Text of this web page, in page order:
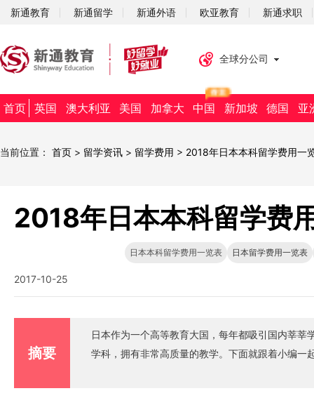
新通教育 新通留学 新通外语 欧亚教育 新通求职
全球分公司
首页 英国 澳大利亚 美国 加拿大 中国 新加坡 德国 亚
当前位置： 首页 > 留学资讯 > 留学费用 > 2018年日本本科留学费用一
2018年日本本科留学费
日本本科留学费用一览表 日本留学费用一览表
2017-10-25
摘要
日本作为一个高等教育大国，每年都吸引国内莘
学科，拥有非常高质量的教学。下面就跟着小编一